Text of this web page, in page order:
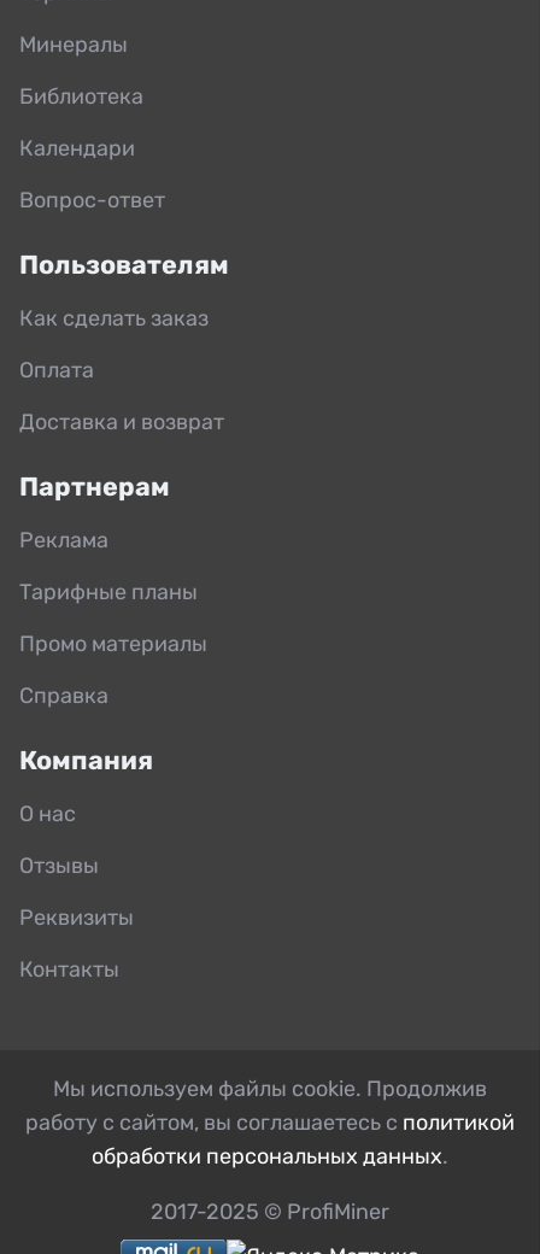
Минералы
Библиотека
Календари
Вопрос-ответ
Пользователям
Как сделать заказ
Оплата
Доставка и возврат
Партнерам
Реклама
Тарифные планы
Промо материалы
Справка
Компания
О нас
Отзывы
Реквизиты
Контакты
Мы используем файлы cookie. Продолжив
работу с сайтом, вы соглашаетесь с политикой
обработки персональных данных.
2017-2025 © ProfiMiner